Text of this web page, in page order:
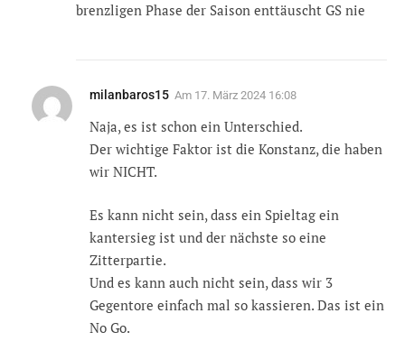
brenzligen Phase der Saison enttäuscht GS nie
milanbaros15 Am 17. März 2024 16:08
Naja, es ist schon ein Unterschied.
Der wichtige Faktor ist die Konstanz, die haben
wir NICHT.
Es kann nicht sein, dass ein Spieltag ein
kantersieg ist und der nächste so eine
Zitterpartie.
Und es kann auch nicht sein, dass wir 3
Gegentore einfach mal so kassieren. Das ist ein
No Go.